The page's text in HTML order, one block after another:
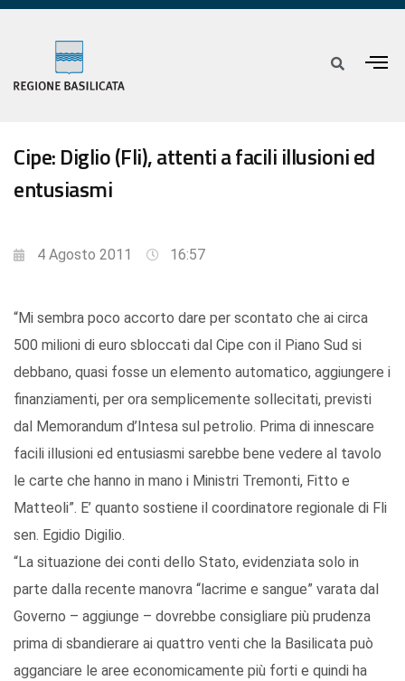
Cipe: Diglio (Fli), attenti a facili illusioni ed
entusiasmi
4 Agosto 2011 16:57
“Mi sembra poco accorto dare per scontato che ai circa
500 milioni di euro sbloccati dal Cipe con il Piano Sud si
debbano, quasi fosse un elemento automatico, aggiungere i
finanziamenti, per ora semplicemente sollecitati, previsti
dal Memorandum d’Intesa sul petrolio. Prima di innescare
facili illusioni ed entusiasmi sarebbe bene vedere al tavolo
le carte che hanno in mano i Ministri Tremonti, Fitto e
Matteoli”. E’ quanto sostiene il coordinatore regionale di Fli
sen. Egidio Digilio.
“La situazione dei conti dello Stato, evidenziata solo in
parte dalla recente manovra “lacrime e sangue” varata dal
Governo – aggiunge – dovrebbe consigliare più prudenza
prima di sbandierare ai quattro venti che la Basilicata può
agganciare le aree economicamente più forti e quindi ha